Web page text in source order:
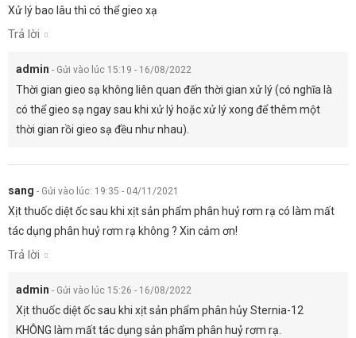
Xử lý bao lâu thì có thể gieo xạ
Trả lời
admin - Gửi vào lúc 15:19 - 16/08/2022
Thời gian gieo sạ không liên quan đến thời gian xử lý (có nghĩa là
có thể gieo sạ ngay sau khi xử lý hoặc xử lý xong để thêm một
thời gian rồi gieo sạ đều như nhau).
sang - Gửi vào lúc: 19:35 - 04/11/2021
Xịt thuốc diệt ốc sau khi xịt sản phẩm phân huỷ rơm rạ có làm mất
tác dụng phân huỷ rơm rạ không ? Xin cảm ơn!
Trả lời
admin - Gửi vào lúc 15:26 - 16/08/2022
Xịt thuốc diệt ốc sau khi xịt sản phẩm phân hủy Sternia-12
KHÔNG làm mất tác dụng sản phẩm phân huỷ rơm rạ.